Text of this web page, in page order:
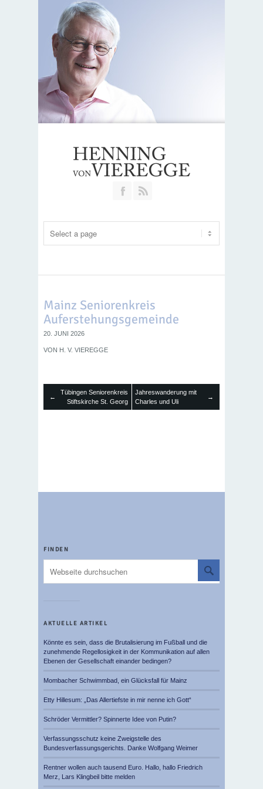
Join our Facebook Group
Mainz Seniorenkreis
Auferstehungsgemeinde
20. JUNI 2026
VON H. V. VIEREGGE
←
Tübingen Seniorenkreis
Stiftskirche St. Georg
Jahreswanderung mit
Charles und Uli
→
FINDEN
AKTUELLE ARTIKEL
Könnte es sein, dass die Brutalisierung im Fußball und die
zunehmende Regellosigkeit in der Kommunikation auf allen
Ebenen der Gesellschaft einander bedingen?
Mombacher Schwimmbad, ein Glücksfall für Mainz
Etty Hillesum: „Das Allertiefste in mir nenne ich Gott“
Schröder Vermittler? Spinnerte Idee von Putin?
Verfassungsschutz keine Zweigstelle des
Bundesverfassungsgerichts. Danke Wolfgang Weimer
Rentner wollen auch tausend Euro. Hallo, hallo Friedrich
Merz, Lars Klingbeil bitte melden